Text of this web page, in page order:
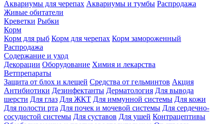
Аквариумы для черепах Аквариумы и тумбы Распродажа
Живые обитатели
Креветки Рыбки
Корм
Корм для рыб Корм для черепах Корм замороженный
Распродажа
Содержание и уход
Декорации Оборудование Химия и лекарства
Ветпрепараты
Защита от блох и клещей Средства от гельминтов Акция
Антибиотики Дезинфектанты Дерматология Для вывода
шерсти Для глаз Для ЖКТ Для иммунной системы Для кожи
Для полости рта Для почек и мочевой системы Для сердечно-
сосудистой системы Для суставов Для ушей Контрацептивы